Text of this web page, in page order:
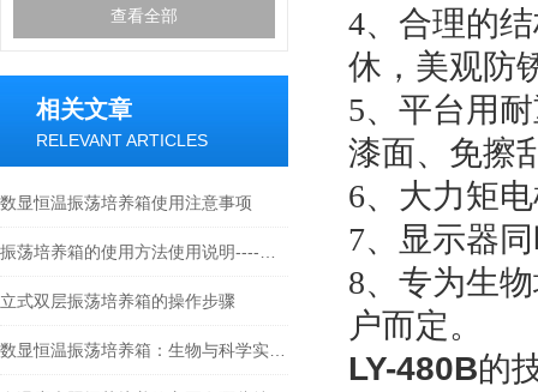
查看全部
相关文章
RELEVANT ARTICLES
数显恒温振荡培养箱使用注意事项
立式双层振荡培养箱的操作步骤
4、合理的
休，美观防
5、平台用
漆面、免擦
6、大力矩
7、显示器
8、专为生
户而定。
LY-480B的